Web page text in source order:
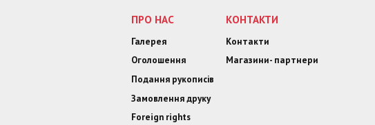
ПРО НАС
Галерея
Оголошення
Подання рукописів
Замовлення друку
Foreign rights
КОНТАКТИ
Контакти
Магазини- партнери